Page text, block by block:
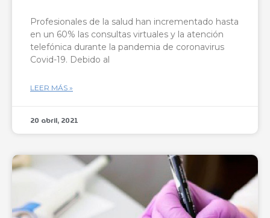
Profesionales de la salud han incrementado hasta
en un 60% las consultas virtuales y la atención
telefónica durante la pandemia de coronavirus
Covid-19. Debido al
LEER MÁS »
20 abril, 2021